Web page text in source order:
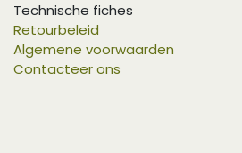
Technische fiches
Retourbeleid
Algemene voorwaarden
Contacteer ons